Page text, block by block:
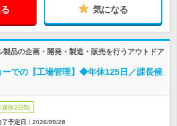
気になる
製品の企画・開発・製造・販売を行うアウトドア
ーでの【工場管理】◆年休125日／課長候
週休2日制
了予定日： 2026/09/28